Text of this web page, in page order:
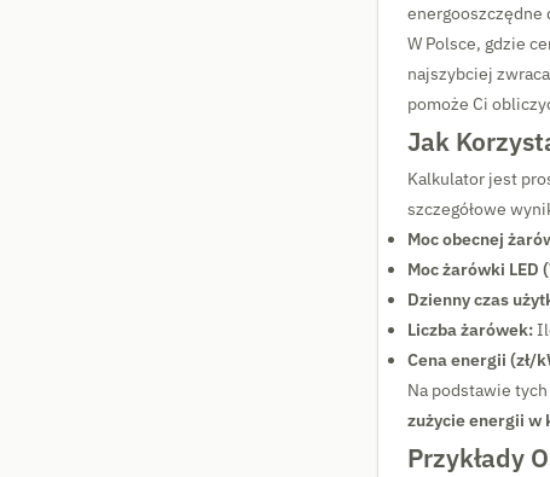
energooszczędne
W Polsce, gdzie
najszybciej
pomoże Ci
Jak
Kalkulator jest
szczegółowe
Moc obecnej
Moc żarówki LED
Dzienny czas
Liczba żarówek:
Cena energii (zł/
Na podstawie
zużycie energii w
Przykłady